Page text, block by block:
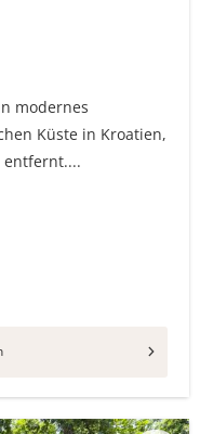
modernes
Küste in Kroatien,
entfernt....